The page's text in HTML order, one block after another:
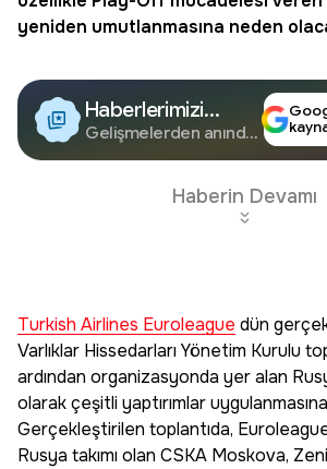
yeniden umutlanmasına neden
Haberlerimizi
Google'da Takip
Edin
Gelişmelerden anında
Haberin Devamı
Turkish Airlines Euroleague dün
Varlıklar Hissedarları Yönetim Kurulu
ardından organizasyonda yer alan
olarak çeşitli yaptırımlar
Gerçekleştirilen toplantıda,
Rusya takımı olan CSKA Moskova,